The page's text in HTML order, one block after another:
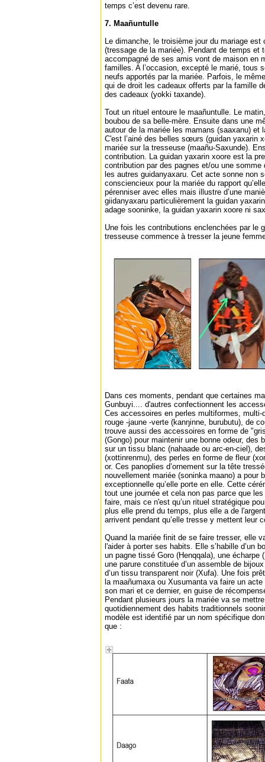
temps c’est devenu rare.
7. Maañuntulle
Le dimanche, le troisième jour du mariage est
(tressage de la mariée). Pendant de temps et
accompagné de ses amis vont de maison en
familles. A l’occasion, excepté le marié, tous
neufs apportés par la mariée. Parfois, le
qui de droit les cadeaux offerts par la famille
des cadeaux (yokki taxande).
Tout un rituel entoure le maañuntulle. Le
boubou de sa belle-mère. Ensuite dans une
autour de la mariée les mamans (saaxanu) et
C'est l’ainé des belles sœurs (guidan yaxarin
mariée sur la tresseuse (maañu-Saxunde).
contribution. La guidan yaxarin xoore est la
contribution par des pagnes et/ou une
les autres guidanyaxaru. Cet acte sonne non
consciencieux pour la mariée du rapport
pérenniser avec elles mais illustre d’une
giidanyaxaru particulièrement la guidan
adage sooninke, la guidan yaxarin xoore ni
Une fois les contributions enclenchées par le
tresseuse commence à tresser la jeune
Dans ces moments, pendant que certaines
Gunbuyi.... d'autres confectionnent les
Ces accessoires en perles multiformes,
rouge -jaune -verte (kanŋinne, burubutu), de
trouve aussi des accessoires en forme de
(Gongo) pour maintenir une bonne odeur, des
sur un tissu blanc (nahaade ou arc-en-ciel),
(xottinrenmu), des perles en forme de fleur
or. Ces panoplies d’ornement sur la tête
nouvellement mariée (soninka maano) a pour
exceptionnelle qu’elle porte en elle. Cette
tout une journée et cela non pas parce que
faire, mais ce n'est qu’un rituel stratégique
plus elle prend du temps, plus elle a de
arrivent pendant qu’elle tresse y mettent leur
Quand la mariée finit de se faire tresser, elle
l'aider à porter ses habits. Elle s’habille d’un
un pagne tissé Goro (Henqqala), une écharpe
une parure constituée d’un assemble de
d’un tissu transparent noir (Xufa). Une fois
la maañumaxa ou Xusumanta va faire un
son mari et ce dernier, en guise de
Pendant plusieurs jours la mariée va se
quotidiennement des habits traditionnels
modèle est identifié par un nom spécifique
que :